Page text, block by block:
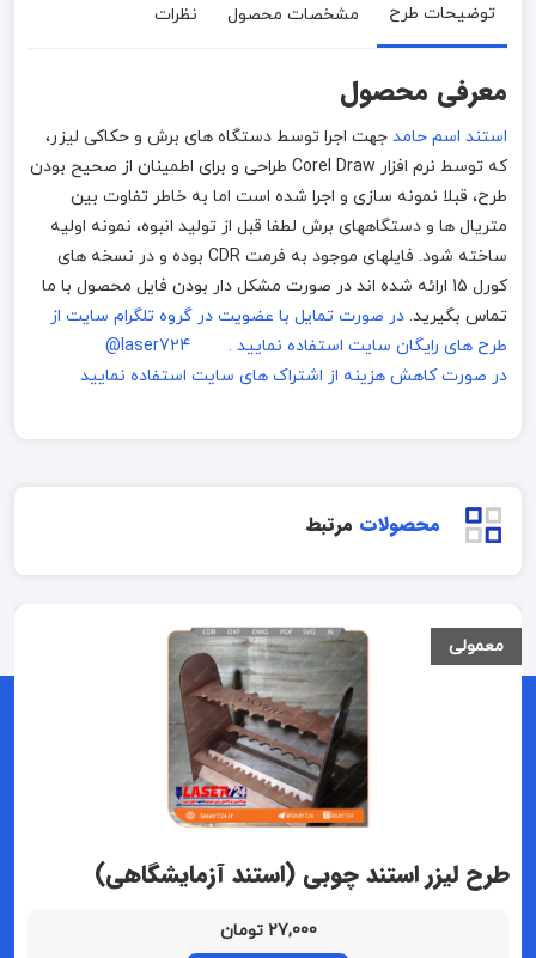
توضیحات طرح مشخصات محصول نظرات
معرفی محصول
استند اسم حامد جهت اجرا توسط دستگاه های برش و حکاکی لیزر،
که توسط نرم افزار Corel Draw طراحی و برای اطمینان از صحیح بودن
طرح، قبلا نمونه سازی و اجرا شده است اما به خاطر تفاوت بین
متریال ها و دستگاههای برش لطفا قبل از تولید انبوه، نمونه اولیه
ساخته شود. فایلهای موجود به فرمت CDR بوده و در نسخه های
کورل 15 ارائه شده اند در صورت مشکل دار بودن فایل محصول با ما
تماس بگیرید. در صورت تمایل با عضویت در گروه تلگرام سایت از
طرح های رایگان سایت استفاده نمایید . laser724@
در صورت کاهش هزینه از اشتراک های سایت استفاده نمایید
محصولات مرتبط
معمولی
طرح لیزر استند چوبی (استند آزمایشگاهی)
27,000 تومان